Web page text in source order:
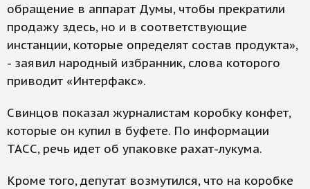
обращение в аппарат Думы, чтобы прекратили
продажу здесь, но и в соответствующие
инстанции, которые определят состав продукта»,
- заявил народный избранник, слова которого
приводит «Интерфакс».
Свинцов показал журналистам коробку конфет,
которые он купил в буфете. По информации
ТАСС, речь идет об упаковке рахат-лукума.
Кроме того, депутат возмутился, что на коробке